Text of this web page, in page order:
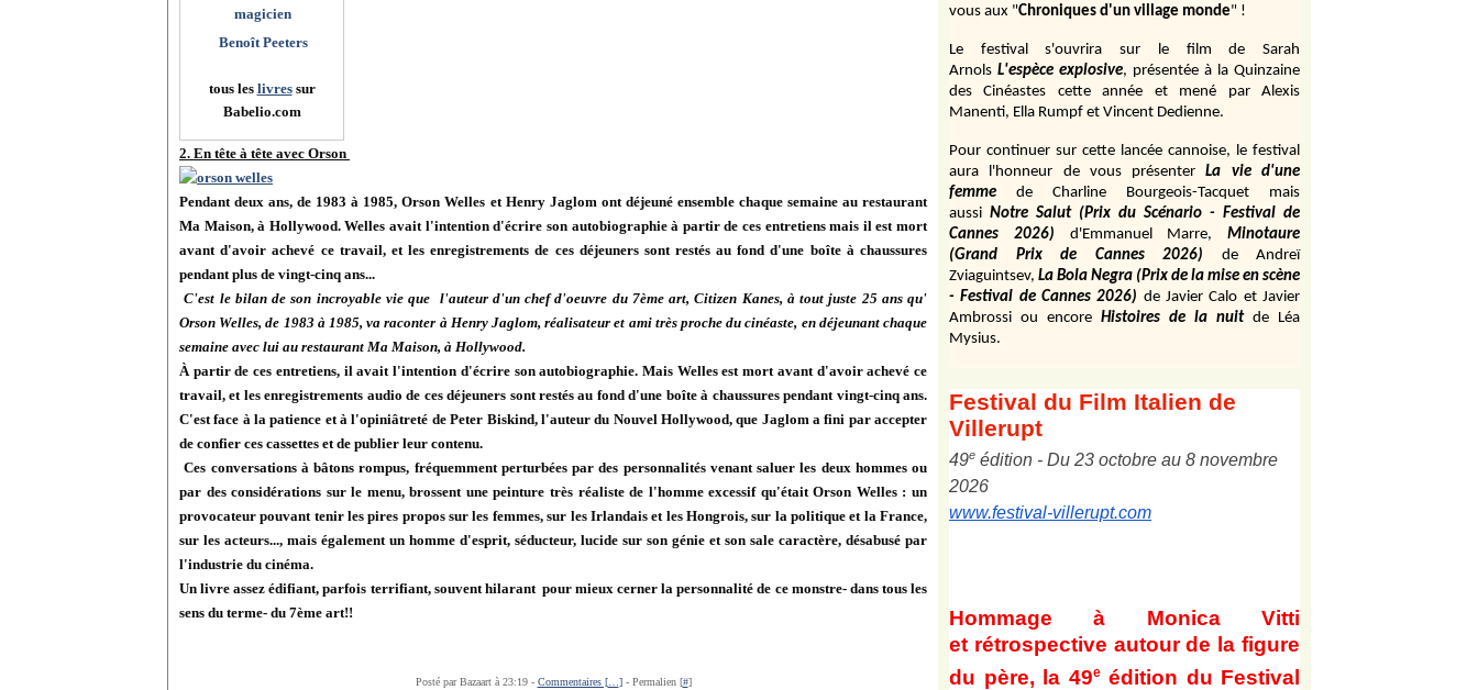
magicien
Benoît Peeters
tous les livressur
Babelio.com
2. En tête à tête avec Orson
Pendant deux ans, de 1983 à 1985, Orson Welles et Henry Jaglom ont déjeuné ensemble chaque semaine au restaurant
Ma Maison, à Hollywood. Welles avait l'intention d'écrire son autobiographie à partir de ces entretiens mais il est mort
avant d'avoir achevé ce travail, et les enregistrements de ces déjeuners sont restés au fond d'une boîte à chaussures
pendant plus de vingt-cinq ans...
C'est le bilan de son incroyable vie que l'auteur d'un chef d'oeuvre du 7ème art, Citizen Kanes, à tout juste 25 ans qu'
Orson Welles, de 1983 à 1985, va raconter à Henry Jaglom, réalisateur et ami très proche du cinéaste, en déjeunant chaque
semaine avec lui au restaurant Ma Maison, à Hollywood.
À partir de ces entretiens, il avait l'intention d'écrire son autobiographie. Mais Welles est mort avant d'avoir achevé ce
travail, et les enregistrements audio de ces déjeuners sont restés au fond d'une boîte à chaussures pendant vingt-cinq ans.
C'est face à la patience et à l'opiniâtreté de Peter Biskind, l'auteur du Nouvel Hollywood, que Jaglom a fini par accepter
de confier ces cassettes et de publier leur contenu.
Ces conversations à bâtons rompus, fréquemment perturbées par des personnalités venant saluer les deux hommes ou
par des considérations sur le menu, brossent une peinture très réaliste de l'homme excessif qu'était Orson Welles : un
provocateur pouvant tenir les pires propos sur les femmes, sur les Irlandais et les Hongrois, sur la politique et la France,
sur les acteurs..., mais également un homme d'esprit, séducteur, lucide sur son génie et son sale caractère, désabusé par
l'industrie du cinéma.
Un livre assez édifiant, parfois terrifiant, souvent hilarant pour mieux cerner la personnalité de ce monstre- dans tous les
sens du terme- du 7ème art!!
Posté par Bazaart à 23:19 - Commentaires [… ]- Permalien [#]
vous aux "Chroniques d'un village monde" !
Le festival s'ouvrira sur le film de Sarah
Arnols L'espèce explosive, présentée à la Quinzaine
des Cinéastes cette année et mené par Alexis
Manenti, Ella Rumpf et Vincent Dedienne.
Pour continuer sur cette lancée cannoise, le festival
aura l'honneur de vous présenter
La vie d'une
femme
de Charline Bourgeois-Tacquet
mais
aussi Notre Salut (Prix du Scénario - Festival de
Cannes 2026)
d'Emmanuel Marre,
Minotaure
(Grand Prix de Cannes 2026)
de Andreï
Zviaguintsev, La Bola Negra (Prix de la mise en scène
- Festival de Cannes 2026) de Javier Calo et Javier
Ambrossi ou encore Histoires de la nuit de Léa
Mysius.
Festival du Film Italien de
Villerupt
49e édition - Du 23 octobre au 8 novembre
2026
www.festival-villerupt.com
Hommage à Monica Vitti
et rétrospective autour de la figure
du père, la 49e édition du Festival